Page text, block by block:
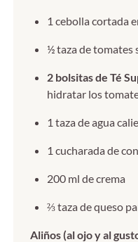
1 cebolla cortada
½ taza de tomates
2 bolsitas de Té
hidratar los
1 taza de agua
1 cucharada de
200 ml de crema
⅔ taza de queso
Aliños (al ojo y al